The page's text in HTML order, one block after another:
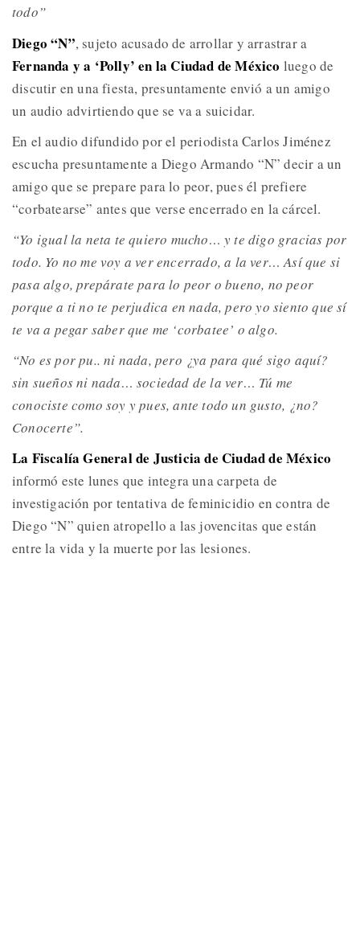
todo”
Diego “N”, sujeto acusado de arrollar y arrastrar a
Fernanda y a ‘Polly’ en la Ciudad de México luego de
discutir en una fiesta, presuntamente envió a un amigo
un audio advirtiendo que se va a suicidar.
En el audio difundido por el periodista Carlos Jiménez
escucha presuntamente a Diego Armando “N” decir a un
amigo que se prepare para lo peor, pues él prefiere
“corbatearse” antes que verse encerrado en la cárcel.
“Yo igual la neta te quiero mucho… y te digo gracias por
todo. Yo no me voy a ver encerrado, a la ver… Así que si
pasa algo, prepárate para lo peor o bueno, no peor
porque a ti no te perjudica en nada, pero yo siento que sí
te va a pegar saber que me ‘corbatee’ o algo.
“No es por pu.. ni nada, pero ¿ya para qué sigo aquí?
sin sueños ni nada… sociedad de la ver… Tú me
conociste como soy y pues, ante todo un gusto, ¿no?
Conocerte”.
La Fiscalía General de Justicia de Ciudad de México
informó este lunes que integra una carpeta de
investigación por tentativa de feminicidio en contra de
Diego “N” quien atropello a las jovencitas que están
entre la vida y la muerte por las lesiones.